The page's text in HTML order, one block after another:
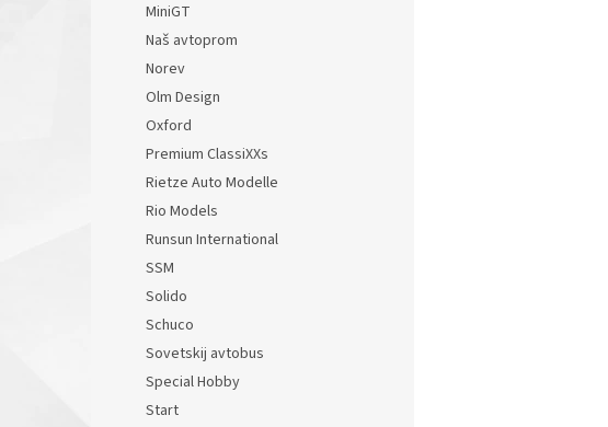
MiniGT
Naš avtoprom
Norev
Olm Design
Oxford
Premium ClassiXXs
Rietze Auto Modelle
Rio Models
Runsun International
SSM
Solido
Schuco
Sovetskij avtobus
Special Hobby
Start